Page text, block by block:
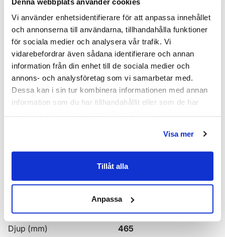
Vi använder enhetsidentifierare för att anpassa innehållet
och annonserna till användarna, tillhandahålla funktioner
för sociala medier och analysera vår trafik. Vi
vidarebefordrar även sådana identifierare och annan
information från din enhet till de sociala medier och
annons- och analysföretag som vi samarbetar med.
Dessa kan i sin tur kombinera informationen med annan
information som du har tillhandahållit eller som de har
Visa mer
Tillåt alla
Anpassa
luftfuktighet.
Tänk på att se till att ventilationen är god och att
möblerna placeras på ett sådant avstånd från
badkar/dusch att vatten inte kan skvätta direkt på
möbeln. Blöta fläckar, även vanligt vatten, torkas upp
så snart som möjligt.
Haven H2 Serie
Egenskaper
Djup (mm) 465